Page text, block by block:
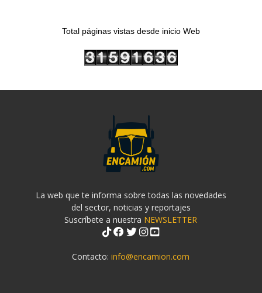
Total páginas vistas desde inicio Web
La web que te informa sobre todas las novedades
del sector, noticias y reportajes
Suscríbete a nuestra NEWSLETTER
Contacto:info@encamion.com